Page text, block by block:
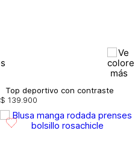
Top deportivo con contraste
$ 139 900